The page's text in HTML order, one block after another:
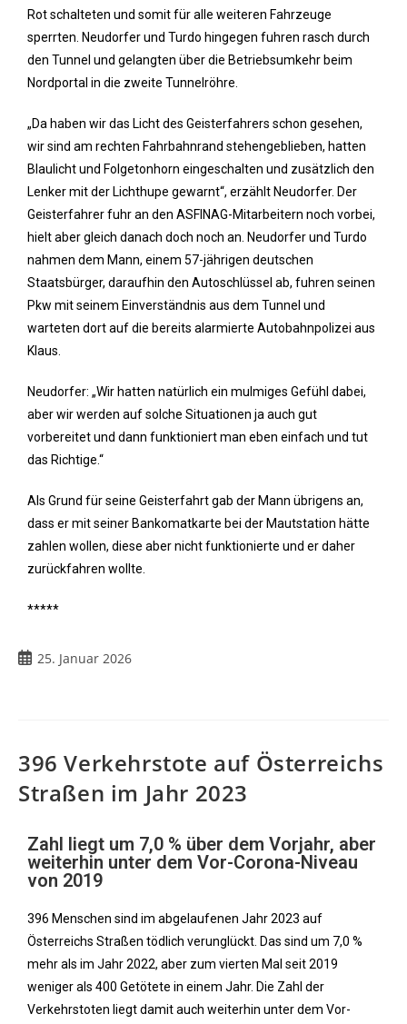
Rot schalteten und somit für alle weiteren Fahrzeuge
sperrten. Neudorfer und Turdo hingegen fuhren rasch durch
den Tunnel und gelangten über die Betriebsumkehr beim
Nordportal in die zweite Tunnelröhre.
„Da haben wir das Licht des Geisterfahrers schon gesehen,
wir sind am rechten Fahrbahnrand stehengeblieben, hatten
Blaulicht und Folgetonhorn eingeschalten und zusätzlich den
Lenker mit der Lichthupe gewarnt“, erzählt Neudorfer. Der
Geisterfahrer fuhr an den ASFINAG-Mitarbeitern noch vorbei,
hielt aber gleich danach doch noch an. Neudorfer und Turdo
nahmen dem Mann, einem 57-jährigen deutschen
Staatsbürger, daraufhin den Autoschlüssel ab, fuhren seinen
Pkw mit seinem Einverständnis aus dem Tunnel und
warteten dort auf die bereits alarmierte Autobahnpolizei aus
Klaus.
Neudorfer: „Wir hatten natürlich ein mulmiges Gefühl dabei,
aber wir werden auf solche Situationen ja auch gut
vorbereitet und dann funktioniert man eben einfach und tut
das Richtige.“
Als Grund für seine Geisterfahrt gab der Mann übrigens an,
dass er mit seiner Bankomatkarte bei der Mautstation hätte
zahlen wollen, diese aber nicht funktionierte und er daher
zurückfahren wollte.
*****
25. Januar 2026
396 Verkehrstote auf Österreichs
Straßen im Jahr 2023
Zahl liegt um 7,0 % über dem Vorjahr, aber
weiterhin unter dem Vor-Corona-Niveau
von 2019
396 Menschen sind im abgelaufenen Jahr 2023 auf
Österreichs Straßen tödlich verunglückt. Das sind um 7,0 %
mehr als im Jahr 2022, aber zum vierten Mal seit 2019
weniger als 400 Getötete in einem Jahr. Die Zahl der
Verkehrstoten liegt damit auch weiterhin unter dem Vor-